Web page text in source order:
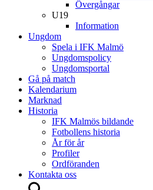
Övergångar
U19
Information
Ungdom
Spela i IFK Malmö
Ungdomspolicy
Ungdomsportal
Gå på match
Kalendarium
Marknad
Historia
IFK Malmös bildande
Fotbollens historia
År för år
Profiler
Ordföranden
Kontakta oss